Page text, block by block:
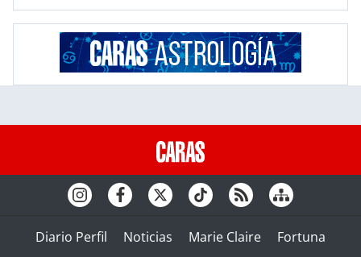
Diario Perfil Noticias Marie Claire
Fortuna